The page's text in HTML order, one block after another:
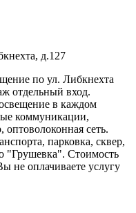
д.127
по ул. Либкнехта
отдельный вход.
в каждом
коммуникации,
сеть.
парковка, сквер,
"Грушевка". Стоимость
не оплачиваете услугу